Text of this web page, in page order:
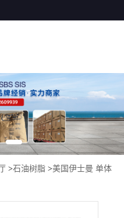
>石油树脂 >美国伊士曼 单体